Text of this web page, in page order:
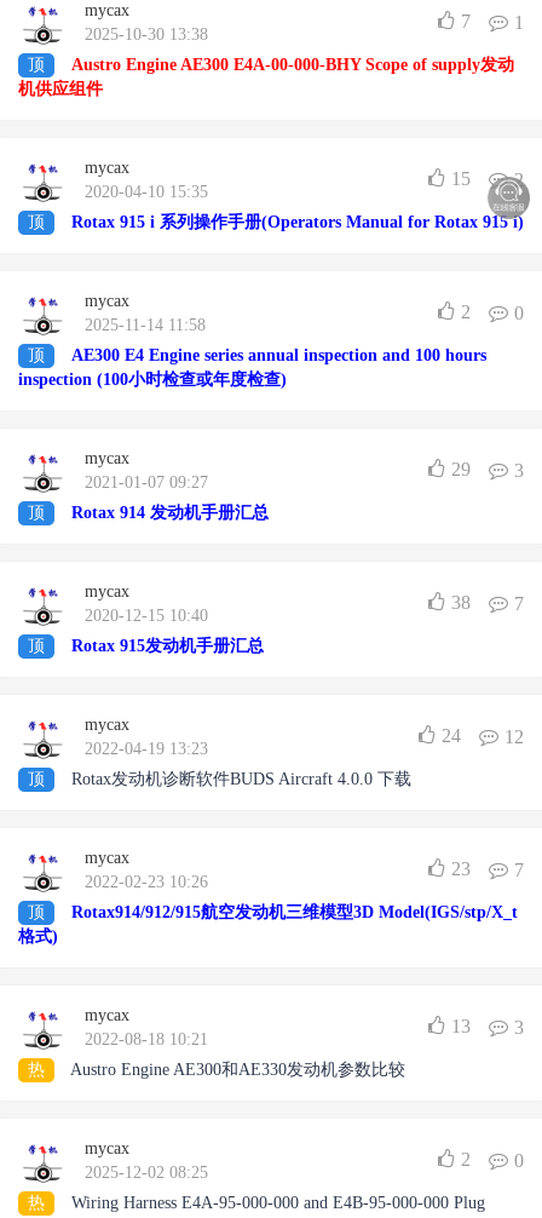
mycax
2025-10-30 13:38
7 1
顶
Austro Engine AE300 E4A-00-000-BHY Scope of supply发动
机供应组件
mycax
2020-04-10 15:35
15 2
顶 Rotax 915 i 系列操作手册(Operators Manual for Rotax 915 i)
mycax
2025-11-14 11:58
2 0
顶
AE300 E4 Engine series annual inspection and 100 hours
inspection (100小时检查或年度检查)
mycax
2021-01-07 09:27
29 3
顶 Rotax 914 发动机手册汇总
mycax
2020-12-15 10:40
38 7
顶 Rotax 915发动机手册汇总
mycax
2022-04-19 13:23
24 12
顶 Rotax发动机诊断软件BUDS Aircraft 4.0.0 下载
mycax
2022-02-23 10:26
23 7
顶
Rotax914/912/915航空发动机三维模型3D Model(IGS/stp/X_t
格式)
mycax
2022-08-18 10:21
13 3
热 Austro Engine AE300和AE330发动机参数比较
mycax
2025-12-02 08:25
2 0
热 Wiring Harness E4A-95-000-000 and E4B-95-000-000 Plug